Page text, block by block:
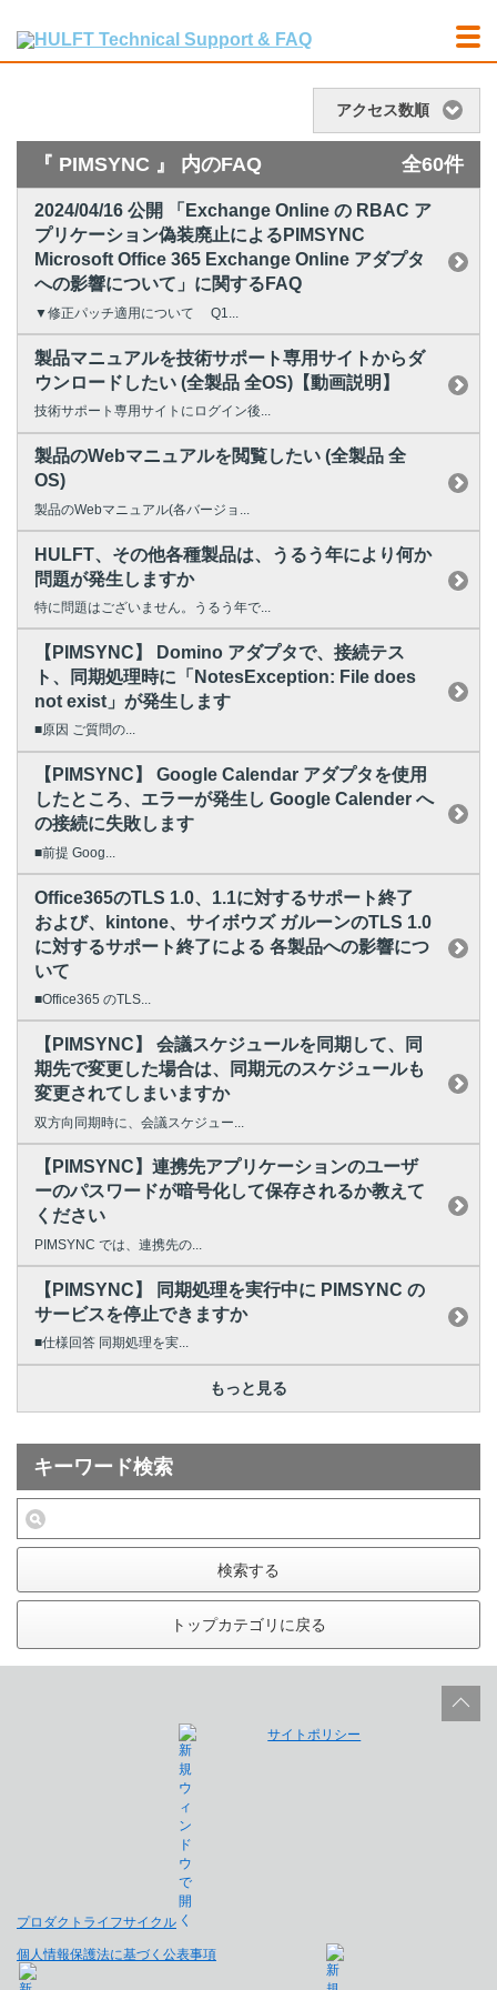
アクセス数順
『 PIMSYNC 』 内のFAQ 全60件
2024/04/16 公開 「Exchange Online の RBAC ア
プリケーション偽装廃止によるPIMSYNC
Microsoft Office 365 Exchange Online アダプタ
への影響について」に関するFAQ
▼修正パッチ適用について Q1...
製品マニュアルを技術サポート専用サイトからダ
ウンロードしたい (全製品 全OS)【動画説明】
技術サポート専用サイトにログイン後...
製品のWebマニュアルを閲覧したい (全製品 全
OS)
製品のWebマニュアル(各バージョ...
HULFT、その他各種製品は、うるう年により何か
問題が発生しますか
特に問題はございません。うるう年で...
【PIMSYNC】 Domino アダプタで、接続テス
ト、同期処理時に「NotesException: File does
not exist」が発生します
■原因 ご質問の...
【PIMSYNC】 Google Calendar アダプタを使用
したところ、エラーが発生し Google Calender へ
の接続に失敗します
■前提 Goog...
Office365のTLS 1.0、1.1に対するサポート終了
および、kintone、サイボウズ ガルーンのTLS 1.0
に対するサポート終了による 各製品への影響につ
いて
■Office365 のTLS...
【PIMSYNC】 会議スケジュールを同期して、同
期先で変更した場合は、同期元のスケジュールも
変更されてしまいますか
双方向同期時に、会議スケジュー...
【PIMSYNC】連携先アプリケーションのユーザ
ーのパスワードが暗号化して保存されるか教えて
ください
PIMSYNC では、連携先の...
【PIMSYNC】 同期処理を実行中に PIMSYNC の
サービスを停止できますか
■仕様回答 同期処理を実...
もっと見る
キーワード検索
検索する
トップカテゴリに戻る
プロダクトライフサイクル
サイトポリシー
個人情報保護法に基づく公表事項